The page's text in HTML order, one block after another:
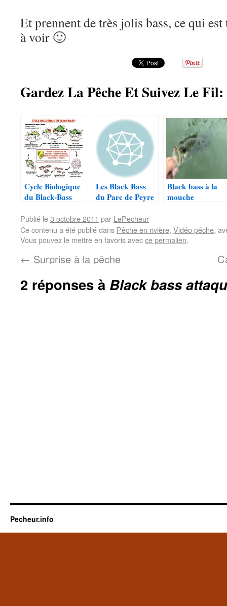
Et prennent de très jolis bass, ce qui
à voir 🙂
Gardez La Pêche Et Suivez Le Fil:
Cycle Biologique
du Black-Bass
Les Black Bass
du Parc de Peyre
Black bass à la
mouche
Publié le3 octobre 2011 par LePecheur
Ce contenu a été publié dans Pêche en rivière, Vidéo pêche,
Vous pouvez le mettre en favoris avecce permalien.
← Surprise à la pêche
2 réponses à Black bass
Pecheur.info